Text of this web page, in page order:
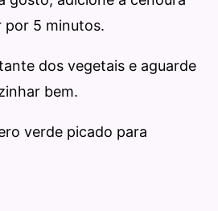
por 5 minutos.
dos vegetais e aguarde
bem.
verde picado para